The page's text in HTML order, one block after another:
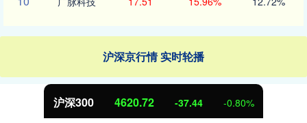
沪深京行情 实时轮播
北证50 1110.02 -9.44 -0.84%